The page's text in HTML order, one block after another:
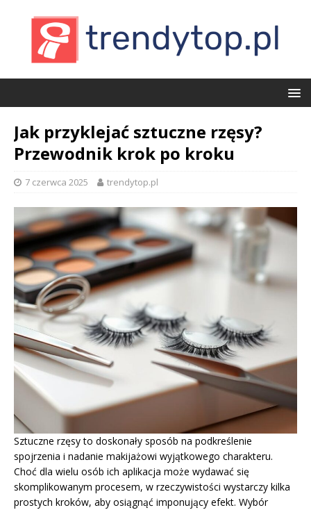
Jak przyklejać sztuczne rzęsy?
Przewodnik krok po kroku
7 czerwca 2025 trendytop.pl
Sztuczne rzęsy to doskonały sposób na podkreślenie
spojrzenia i nadanie makijażowi wyjątkowego charakteru.
Choć dla wielu osób ich aplikacja może wydawać się
skomplikowanym procesem, w rzeczywistości wystarczy kilka
prostych kroków, aby osiągnąć imponujący efekt. Wybór